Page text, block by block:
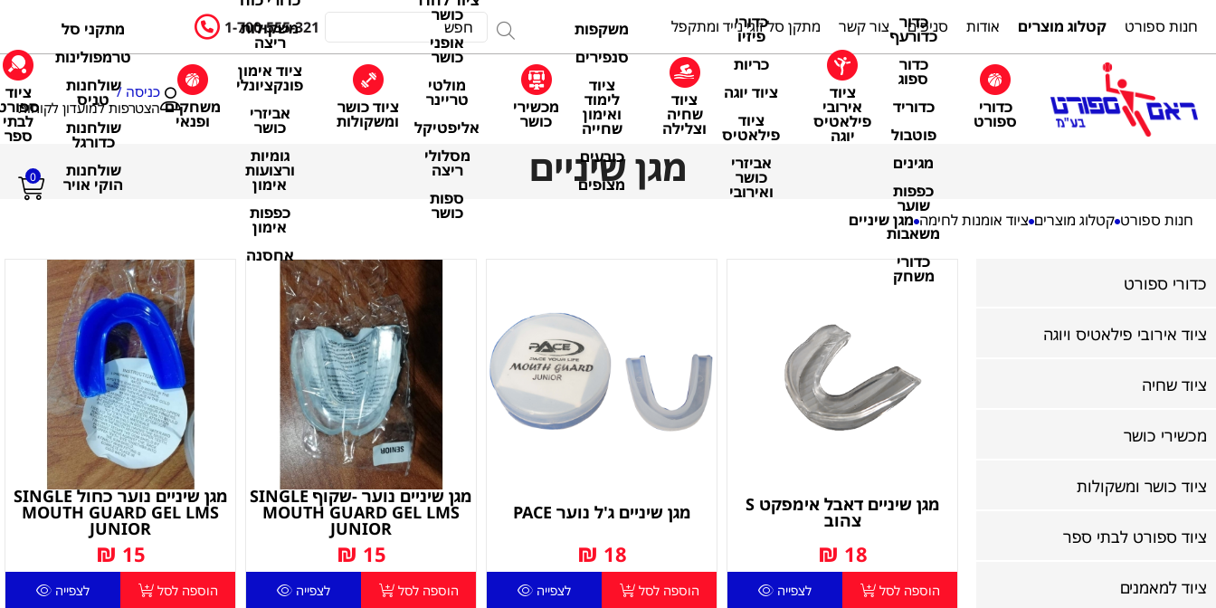
חנות ספורט קטלוג מוצרים אודות סניפים צור קשר מתקן סל זוגי נייד ומתקפל 1-700-555-321
כדורי
ספורט
כדור
כדורעף
כדור
ספוג
כדוריד
פוטבול
מגינים
כפפות
שוער
משאבות
כדורי
משחק
ציוד
אירובי
פילאטיס
יוגה
כדורי
פיזיו
כריות
ציוד יוגה
ציוד
פילאטיס
אביזרי
כושר
ואירובי
ציוד
שחיה
וצלילה
משקפות
סנפירים
ציוד
לימוד
ואימון
שחייה
כובעים
מצופים
מכשירי
כושר
כושר
אופני
כושר
מולטי
טריינר
אליפטיקל
מסלולי
ריצה
ספות
כושר
ציוד כושר
ומשקולות
משקולות
ריצה
ציוד אימון
פונקציונלי
אביזרי
כושר
גומיות
ורצועות
אימון
כפפות
אימון
אחסנה
משחקים
ופנאי
מתקני סל
טרמפולינות
שולחנות
טניס
שולחנות
כדורגל
שולחנות
הוקי אויר
ציוד
לבתי
ספר
כניסה /
הצטרפות למועדון לקוחות
0 מגן שיניים
חנות ספורט קטלוג מוצרים ציוד אומנות לחימה מגן שיניים
כדורי ספורט
ציוד אירובי פילאטיס ויוגה
ציוד שחיה
מכשירי כושר
ציוד כושר ומשקולות
ציוד ספורט לבתי ספר
ציוד למאמנים
מגן שיניים דאבל אימפקט S
צהוב
18
₪
הוספה לסל לצפייה
מגן שיניים ג'ל נוער PACE
18
₪
הוספה לסל לצפייה
מגן שיניים נוער -שקוף SINGLE
MOUTH GUARD GEL LMS
JUNIOR
15
₪
הוספה לסל לצפייה
מגן שיניים נוער כחול SINGLE
MOUTH GUARD GEL LMS
JUNIOR
15
₪
הוספה לסל לצפייה